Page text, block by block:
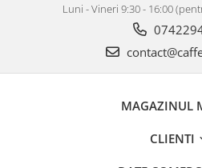
Luni - Vineri 9:30 - 16:00
MAGAZINUL
CLIENTI